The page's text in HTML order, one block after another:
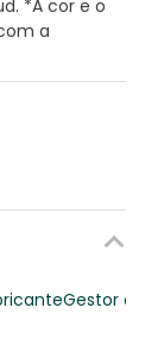
*A cor e o
a
Gestor